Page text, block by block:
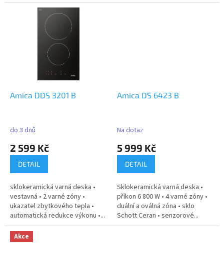
Amica DDS 3201 B
do 3 dnů
2 599 Kč
DETAIL
sklokeramická varná deska •
vestavná • 2 varné zóny •
ukazatel zbytkového tepla •
automatická redukce výkonu •...
Amica DS 6423 B
Na dotaz
5 999 Kč
DETAIL
Sklokeramická varná deska •
příkon 6 800 W • 4 varné zóny •
duální a oválná zóna • sklo
Schott Ceran • senzorové...
Akce